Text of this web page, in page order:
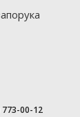
773-00-12